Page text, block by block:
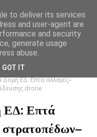
Δομή ΕΔ: Επτά αλλαγές–
drone
ΕΔ: Επτά
to deliver its services
and user-agent are
and security
generate usage
abuse.
GOT IT